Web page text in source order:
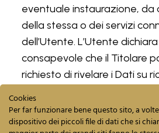
eventuale instaurazione, da
della stessa o dei servizi
dell’Utente. L’Utente
consapevole che il Titolare
richiesto di rivelare i Dati su
Informative
Cookies
Per far funzionare bene questo sito, a
dispositivo dei piccoli file di dati che si